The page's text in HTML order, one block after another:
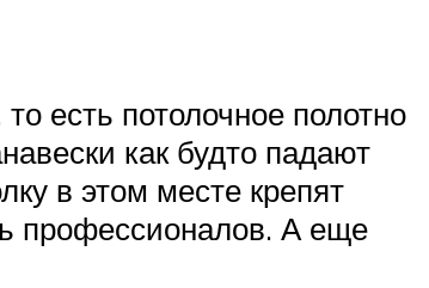
есть потолочное полотно
как будто падают
в этом месте крепят
профессионалов. А еще